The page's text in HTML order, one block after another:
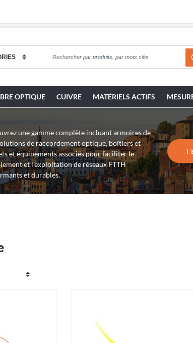
OPTIQUE CUIVRE MATÉRIELS ACTIFS
une gamme complète incluant armoires de
de raccordement optique, boîtiers et
et équipements associés pour faciliter le
et l’exploitation de réseaux FTTH
et durables.